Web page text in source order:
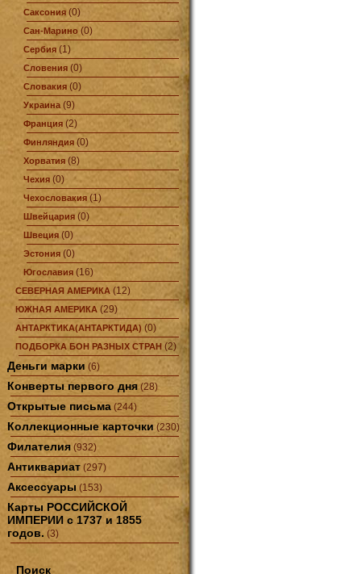
Саксония (0)
Сан-Марино (0)
Сербия (1)
Словения (0)
Словакия (0)
Украина (9)
Франция (2)
Финляндия (0)
Хорватия (8)
Чехия (0)
Чехословакия (1)
Швейцария (0)
Швеция (0)
Эстония (0)
Югославия (16)
СЕВЕРНАЯ АМЕРИКА (12)
ЮЖНАЯ АМЕРИКА (29)
АНТАРКТИКА(АНТАРКТИДА) (0)
ПОДБОРКА БОН РАЗНЫХ СТРАН (2)
Деньги марки (6)
Конверты первого дня (28)
Открытые письма (244)
Коллекционные карточки (230)
Филателия (932)
Антиквариат (297)
Аксессуары (153)
Карты РОССИЙСКОЙ
ИМПЕРИИ с 1737 и 1855
годов. (3)
Поиск